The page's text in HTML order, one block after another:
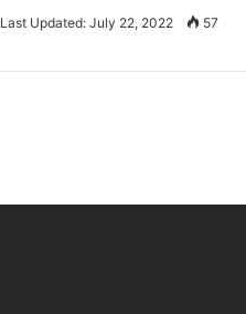
Last Updated: July 22, 2022 57